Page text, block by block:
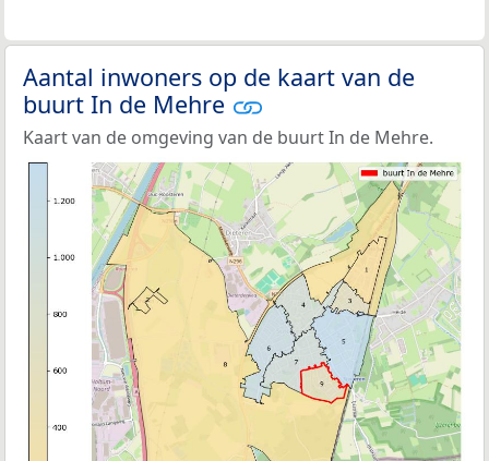
Aantal inwoners op de kaart van de
buurt In de Mehre
Kaart van de omgeving van de buurt In de Mehre.